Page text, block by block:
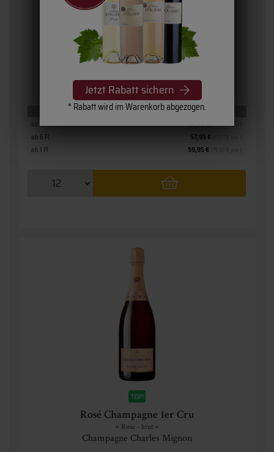
Jetzt Rabatt sichern
* Rabatt wird im Warenkorb abgezogen.
Rosé Champagne Grand Cru
» Cuvée Comte de Marne «
Champagne Charles Mignon
€55,95
inkl. MwSt. / zzgl.Versand(Grundpreis: 74,60 € pro l)
ab 1 Fl. 59,95 €
ab 6 Fl. 57,95 €
ab 12 Fl. 55,95 €(74,60 € pro l)
Staffelpreise
Rosé Champagne 1er Cru
» Rose - brut «
Champagne Charles Mignon